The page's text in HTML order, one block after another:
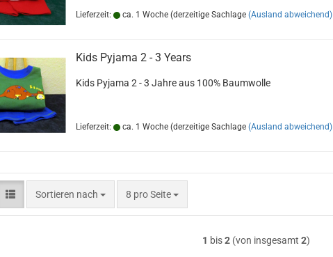
Lieferzeit: ca. 1 Woche (derzeitige Sachlage (Ausland abweichend)
Kids Py­ja­ma 2 - 3 Years
Kids Py­ja­ma 2 - 3 Jahre aus 100% Baum­wol­le
Lieferzeit: ca. 1 Woche (derzeitige Sachlage (Ausland abweichend)
Sortieren nach
Sortieren nach 8 pro Seite
pro Seite
1 bis2 (von insgesamt 2)